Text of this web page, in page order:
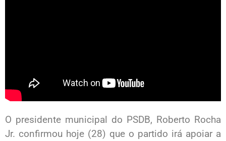
O presidente municipal do PSDB, Roberto Rocha
Jr. confirmou hoje (28) que o partido irá apoiar a